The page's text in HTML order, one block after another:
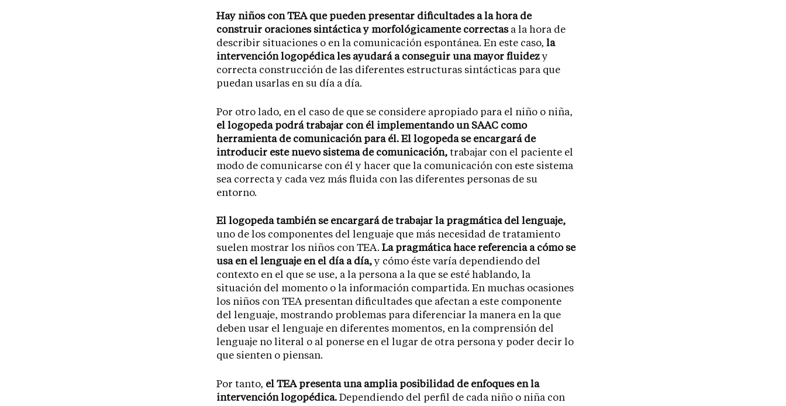
Hay niños con TEA que pueden presentar dificultades a la hora de
construir oraciones sintáctica y morfológicamente correctasa la hora de
describir situaciones o en la comunicación espontánea. En este caso, la
intervención logopédica les ayudará a conseguir una mayor fluidezy
correcta construcción de las diferentes estructuras sintácticas para que
puedan usarlas en su día a día.
Por otro lado, en el caso de que se considere apropiado para el niño o niña,
el logopeda podrá trabajar con él implementando un SAAC como
herramienta de comunicación para él. El logopeda se encargará de
introducir este nuevo sistema de comunicación, trabajar con el paciente el
modo de comunicarse con él y hacer que la comunicación con este sistema
sea correcta y cada vez más fluida con las diferentes personas de su
entorno.
El logopeda también se encargará de trabajar la pragmática del lenguaje,
uno de los componentes del lenguaje que más necesidad de tratamiento
suelen mostrar los niños con TEA. La pragmática hace referencia a cómo se
usa en el lenguaje en el día a día,y cómo éste varía dependiendo del
contexto en el que se use, a la persona a la que se esté hablando, la
situación del momento o la información compartida. En muchas ocasiones
los niños con TEA presentan dificultades que afectan a este componente
del lenguaje, mostrando problemas para diferenciar la manera en la que
deben usar el lenguaje en diferentes momentos, en la comprensión del
lenguaje no literal o al ponerse en el lugar de otra persona y poder decir lo
que sienten o piensan.
Por tanto, el TEA presenta una amplia posibilidad de enfoques en la
intervención logopédica. Dependiendo del perfil de cada niño o niña con